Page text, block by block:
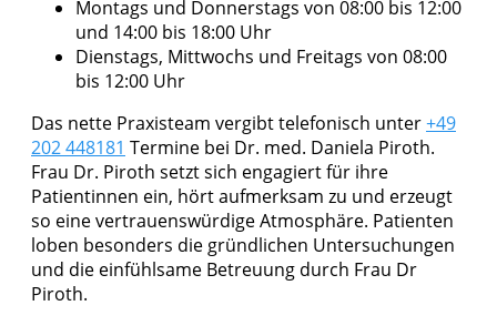
Montags und Donnerstags von 08:00 bis 12:00
und 14:00 bis 18:00 Uhr
Dienstags, Mittwochs und Freitags von 08:00
bis 12:00 Uhr
Das nette Praxisteam vergibt telefonisch unter+49
202 448181 Termine bei Dr. med. Daniela Piroth.
Frau Dr. Piroth setzt sich engagiert für ihre
Patientinnen ein, hört aufmerksam zu und erzeugt
so eine vertrauenswürdige Atmosphäre. Patienten
loben besonders die gründlichen Untersuchungen
und die einfühlsame Betreuung durch Frau Dr
Piroth.